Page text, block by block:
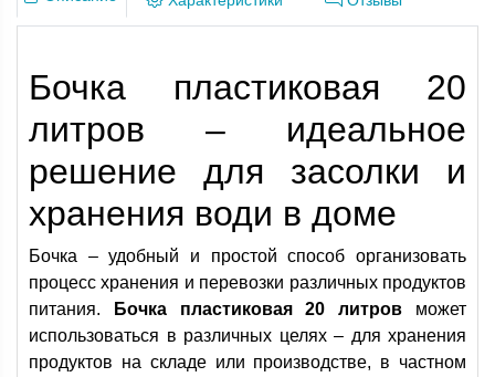
Бочка пластиковая 20
литров – идеальное
решение для засолки и
хранения води в доме
Бочка – удобный и простой способ организовать
процесс хранения и перевозки различных продуктов
питания.
Бочка пластиковая 20 литров может
использоваться в различных целях – для хранения
продуктов на складе или производстве, в частном